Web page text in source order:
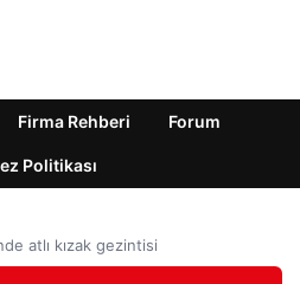
Firma Rehberi Forum
Politikası
atlı kızak gezintisi